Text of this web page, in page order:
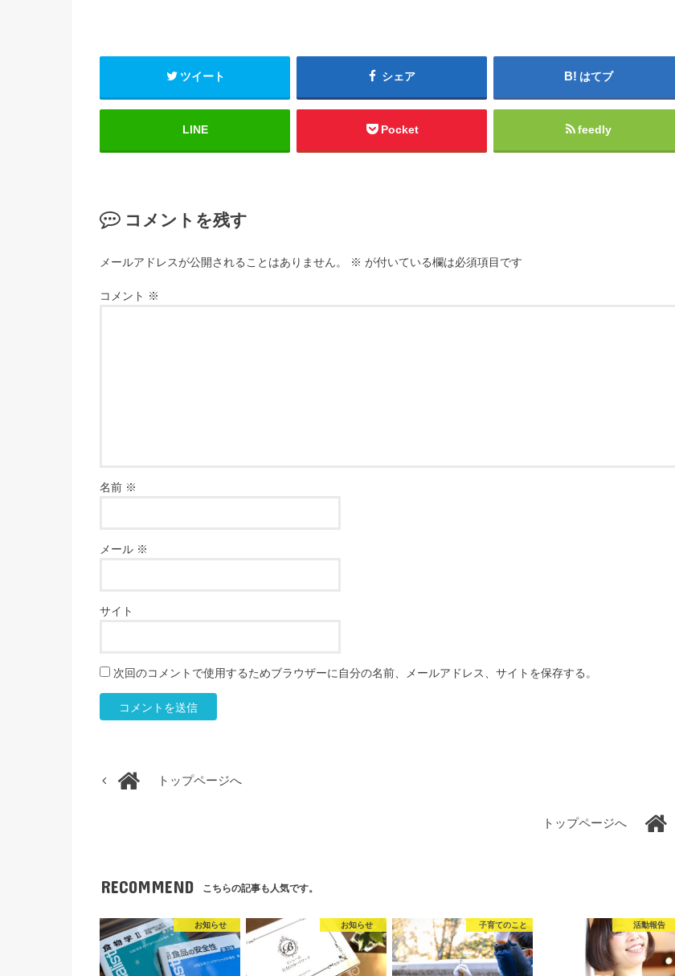
ツイート シェア はてブ
LINE Pocket feedly
コメントを残す
メールアドレスが公開されることはありません。 ※ が付いている欄は必須項目です
コメント ※
名前 ※
メール ※
サイト
次回のコメントで使用するためブラウザーに自分の名前、メールアドレス、サイトを保存する。
トップページへ
トップページへ
RECOMMEND こちらの記事も人気です。
お知らせ お知らせ 子育てのこと 活動報告